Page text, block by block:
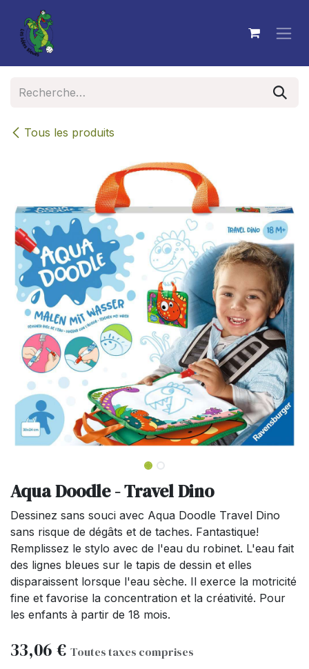
Se rendre au contenu
Tous les produits
Aqua Doodle - Travel Dino
Dessinez sans souci avec Aqua Doodle Travel Dino
sans risque de dégâts et de taches. Fantastique!
Remplissez le stylo avec de l'eau du robinet. L'eau fait
des lignes bleues sur le tapis de dessin et elles
disparaissent lorsque l'eau sèche. Il exerce la motricité
fine et favorise la concentration et la créativité. Pour
les enfants à partir de 18 mois.
33,06 € Toutes taxes comprises